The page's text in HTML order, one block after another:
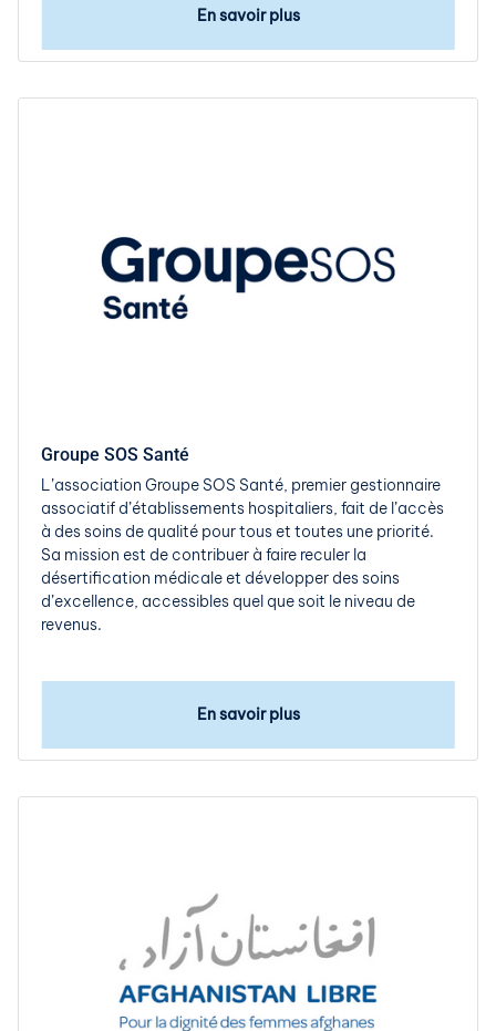
En savoir plus
Groupe SOS Santé
L’association Groupe SOS Santé, premier gestionnaire
associatif d’établissements hospitaliers, fait de l’accès
à des soins de qualité pour tous et toutes une priorité.
Sa mission est de contribuer à faire reculer la
désertification médicale et développer des soins
d’excellence, accessibles quel que soit le niveau de
revenus.
En savoir plus